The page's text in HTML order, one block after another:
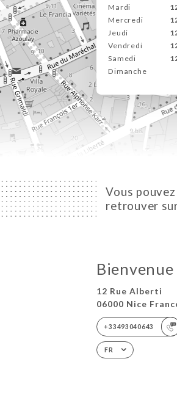
Mardi
Mercredi
Jeudi
Vendredi
Samedi
Dimanche
Vous
retrouver
Bienvenue
12 Rue Alberti
06000 Nice
+33493040643
FR